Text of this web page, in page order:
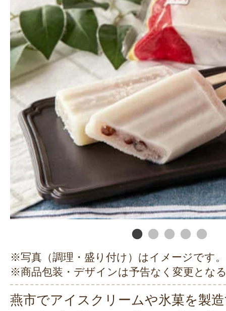
※写真（調理・盛り付け）はイメージです。
※商品包装・デザインは予告なく変更とな
燕市でアイスクリームや氷菓を製